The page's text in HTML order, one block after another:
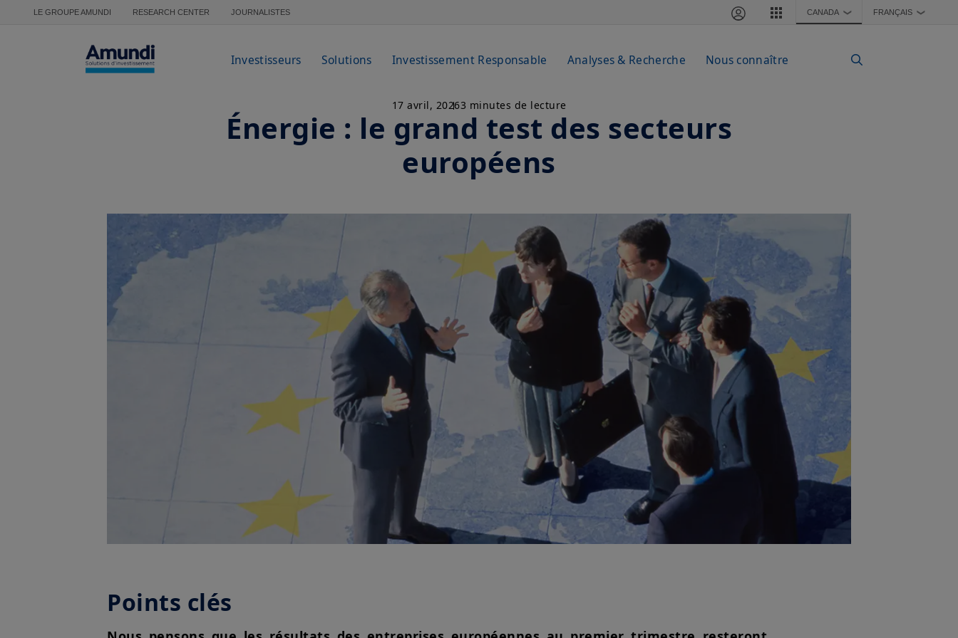
Aller au contenu principal
LE GROUPE AMUNDI RESEARCH CENTER JOURNALISTES CANADA ❯ FRANÇAIS ❯
Investisseurs Solutions Investissement Responsable Analyses & Recherche Nous connaître
17 avril, 20263 minutes de lecture
Énergie : le grand test des secteurs
européens
Points clés